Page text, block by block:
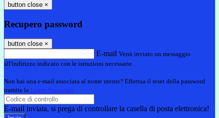
button close ×
Recupero password
button close ×
E-mail Verrà inviato un messaggio
all'indirizzo indicato con le istruzioni necessarie.
Non hai una e-mail associata al nome utente? Effettua il reset della password
tramite la Login Spaggiari
E-mail inviata, si prega di controllare la casella di posta elettronica!